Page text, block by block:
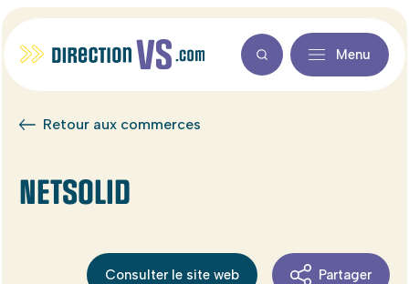
Menu
Retour aux commerces
NETSOLID
Consulter le site web Partager